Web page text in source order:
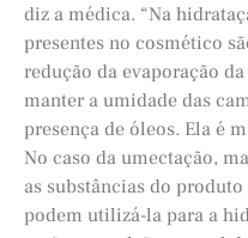
diz a médica. “Na
presentes no cosmético
redução da evaporação
manter a umidade das
presença de óleos. Ela é
No caso da umectação,
as substâncias do
podem utilizá-la para a